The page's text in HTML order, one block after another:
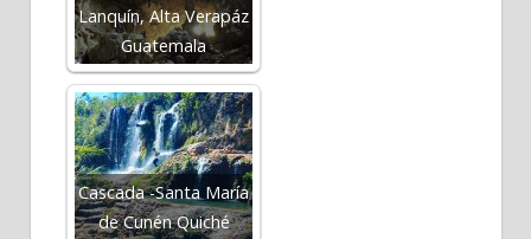
Lanquín, Alta Verapáz
Guatemala
Cascada -Santa María
de Cunén Quiché